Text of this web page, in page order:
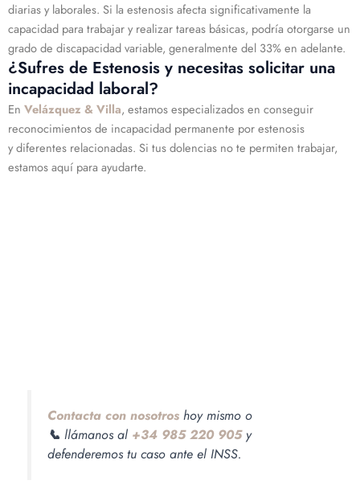
diarias y laborales. Si la estenosis afecta significativamente la
capacidad para trabajar y realizar tareas básicas, podría otorgarse un
grado de discapacidad variable, generalmente del 33% en adelante.
¿Sufres de Estenosis y necesitas solicitar una
incapacidad laboral?
En Velázquez & Villa, estamos especializados en conseguir
reconocimientos de incapacidad permanente por estenosis
y diferentes relacionadas. Si tus dolencias no te permiten trabajar,
estamos aquí para ayudarte.
Contacta con nosotros hoy mismo o
📞llámanos al +34 985 220 905y
defenderemos tu caso ante el INSS.